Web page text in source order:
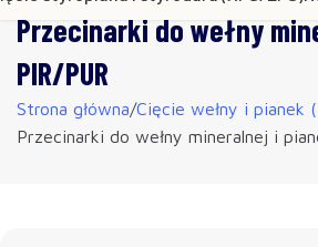
Przecinarki do wełny
PIR/PUR
Strona główna Cięcie wełny i pianek
Przecinarki do wełny mineralnej i